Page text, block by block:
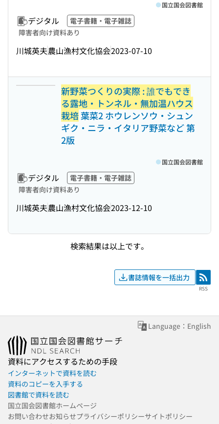
デジタル
電子書籍・電子雑誌
障害者向け資料あり
川城英夫農山漁村文化協会2023-07-10
国立国会図書館
新野菜つくりの実際 : 誰でもでき
る露地・トンネル・無加温ハウス
栽培葉菜2 ホウレンソウ・シュン
ギク・ニラ・イタリア野菜など 第
2版
デジタル
電子書籍・電子雑誌
障害者向け資料あり
川城英夫農山漁村文化協会2023-12-10
国立国会図書館
検索結果は以上です。
書誌情報を一括出力 RSS
RSS
Language：English
資料にアクセスするための手段
インターネットで資料を読む
資料のコピーを入手する
図書館で資料を読む
国立国会図書館ホームページ
お問い合わせお知らせプライバシーポリシーサイトポリシー